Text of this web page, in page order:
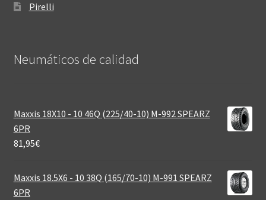
Pirelli
Neumáticos de calidad‎
Maxxis 18X10 - 10 46Q (225/40-10) M-992 SPEARZ
6PR
81,95€
Maxxis 18.5X6 - 10 38Q (165/70-10) M-991 SPEARZ
6PR